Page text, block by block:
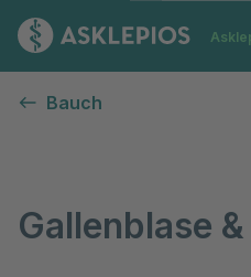
Zur
Bauch
Gallenblase